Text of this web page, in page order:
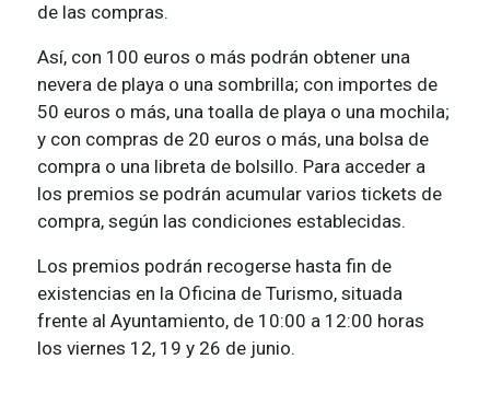
de las compras.
Así, con 100 euros o más podrán obtener una
nevera de playa o una sombrilla; con importes de
50 euros o más, una toalla de playa o una mochila;
y con compras de 20 euros o más, una bolsa de
compra o una libreta de bolsillo. Para acceder a
los premios se podrán acumular varios tickets de
compra, según las condiciones establecidas.
Los premios podrán recogerse hasta fin de
existencias en la Oficina de Turismo, situada
frente al Ayuntamiento, de 10:00 a 12:00 horas
los viernes 12, 19 y 26 de junio.